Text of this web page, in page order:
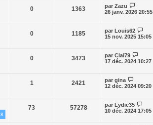
0 1363 par Zazu
26 janv. 2026 20:55
0 1185 par Louis62
15 nov. 2025 15:05
0 3473 par Clai79
17 déc. 2024 10:27
1 2421 par gina
12 déc. 2024 09:20
8
73 57278 par Lydie35
10 déc. 2024 17:05